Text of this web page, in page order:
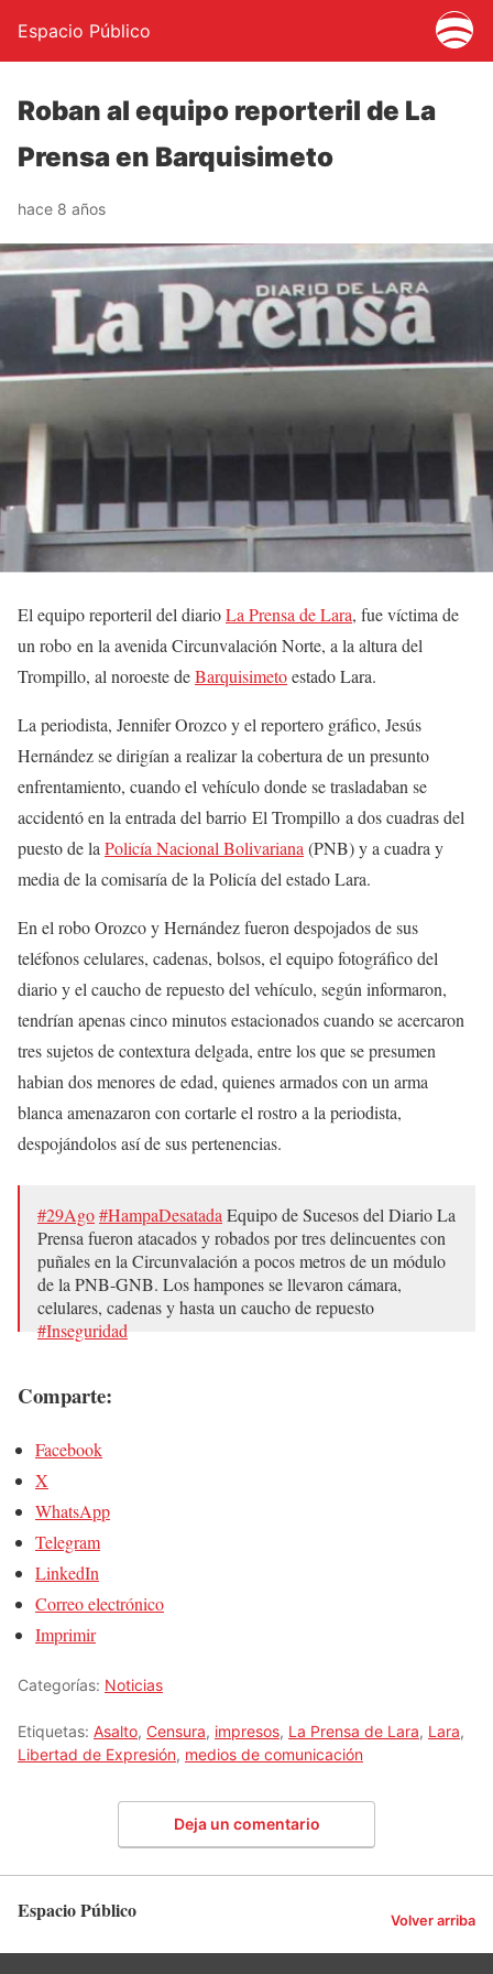
Espacio Público
Roban al equipo reporteril de La
Prensa en Barquisimeto
hace 8 años
El equipo reporteril del diarioLa Prensa de Lara, fue víctima de
un robo en la avenida Circunvalación Norte, a la altura del
Trompillo, al noroeste deBarquisimetoestado Lara.
La periodista, Jennifer Orozco y el reportero gráfico, Jesús
Hernández se dirigían a realizar la cobertura de un presunto
enfrentamiento, cuando el vehículo donde se trasladaban se
accidentó en la entrada del barrio El Trompillo a dos cuadras del
puesto de la Policía Nacional Bolivariana (PNB) y a cuadra y
media de la comisaría de la Policía del estado Lara.
En el robo Orozco y Hernández fueron despojados de sus
teléfonos celulares, cadenas, bolsos, el equipo fotográfico del
diario y el caucho de repuesto del vehículo, según informaron,
tendrían apenas cinco minutos estacionados cuando se acercaron
tres sujetos de contextura delgada, entre los que se presumen
habian dos menores de edad, quienes armados con un arma
blanca amenazaron con cortarle el rostro a la periodista,
despojándolos así de sus pertenencias.
#29Ago#HampaDesatada Equipo de Sucesos del Diario La
Prensa fueron atacados y robados por tres delincuentes con
puñales en la Circunvalación a pocos metros de un módulo
de la PNB-GNB. Los hampones se llevaron cámara,
celulares, cadenas y hasta un caucho de repuesto
#Inseguridad
2018
Comparte:
Facebook
X
WhatsApp
Telegram
LinkedIn
Correo electrónico
Imprimir
Categorías: Noticias
Etiquetas: Asalto, Censura, impresos, La Prensa de Lara, Lara,
Libertad de Expresión, medios de comunicación
Deja un comentario
Espacio Público Volver arriba